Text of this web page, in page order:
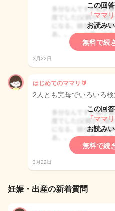
この回
「ママ
お読み
無料で続
3月22日
はじめてのママリ🔰
2人とも完母でいろいろ検
この回
「ママ
お読み
無料で続
3月22日
妊娠・出産の新着質問